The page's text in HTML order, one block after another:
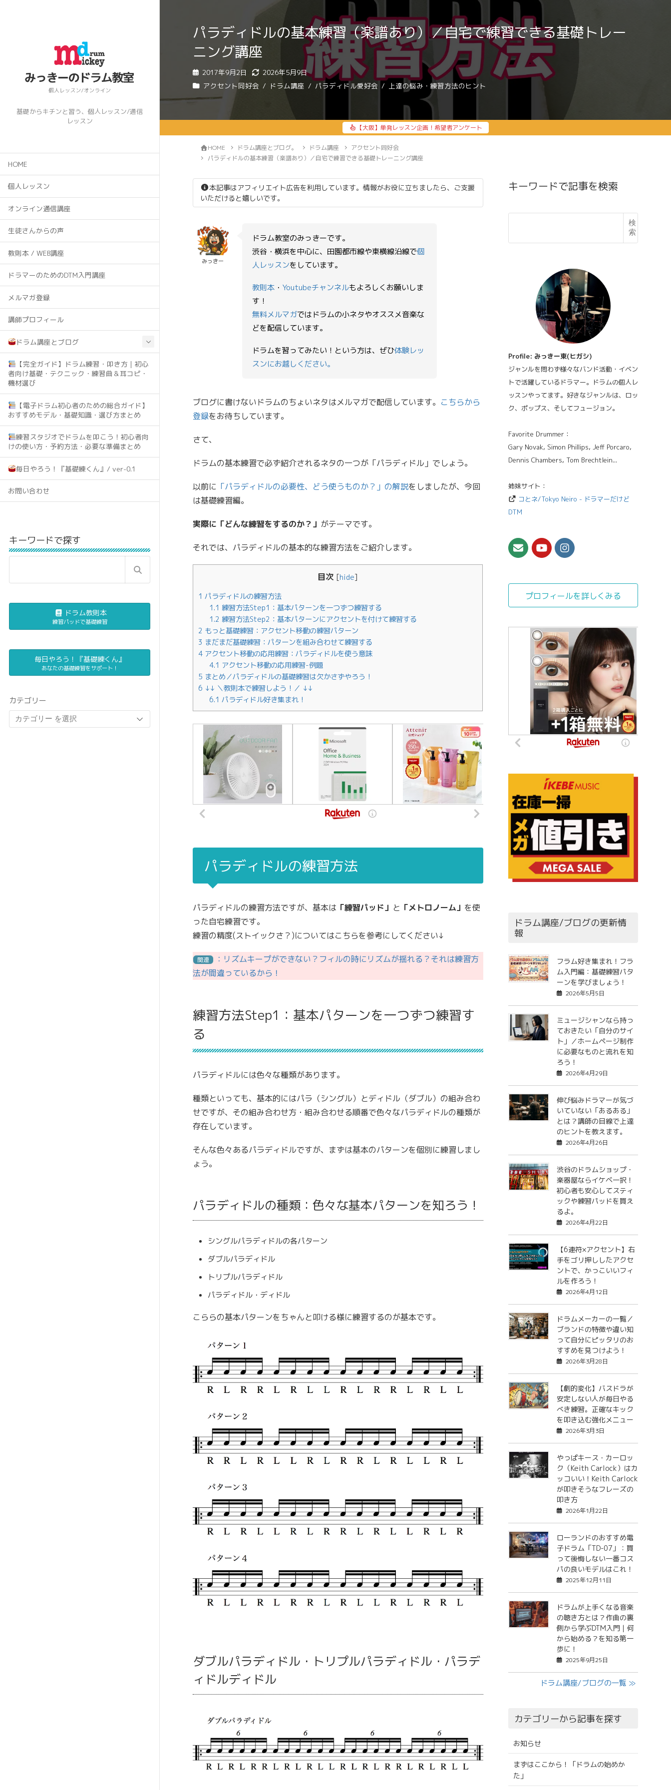
基礎からキチンと習う、個人レッスン/通信
レッスン
HOME
個人レッスン
オンライン通信講座
生徒さんからの声
教則本 / WEB講座
ドラマーのためのDTM入門講座
メルマガ登録
講師プロフィール
ドラム講座とブログ
【完全ガイド】ドラム練習・叩き方｜初心
者向け基礎・テクニック・練習曲＆耳コピ・
機材選び
【電子ドラム初心者のための総合ガイド】
おすすめモデル・基礎知識・選び方まとめ
練習スタジオでドラムを叩こう！初心者向
けの使い方・予約方法・必要な準備まとめ
毎日やろう！『基礎練くん』/ ver-0.1
お問い合わせ
キーワードで探す
ドラム教則本
練習パッドで基礎練習
毎日やろう！『基礎練くん』
あなたの基礎練習をサポート！
カテゴリー
パラディドルの基本練習（楽譜あり）／自宅で練習できる基礎トレー
ニング講座
2017年9月2日
2026年5月9日
アクセント同好会
ドラム講座 パラディドル愛好会 上達の悩み・練習方法のヒント
【大阪】単発レッスン企画！希望者アンケート
HOME ドラム講座とブログ。 ドラム講座
アクセント同好会
パラディドルの基本練習（楽譜あり）／自宅で練習できる基礎トレーニング講座
本記事はアフィリエイト広告を利用しています。情報がお役に立ちましたら、ご支援
いただけると嬉しいです。
みっきー
ドラム教室のみっきーです。
渋谷・横浜を中心に、田園都市線や東横線沿線で個
人レッスンをしています。
教則本・ Youtubeチャンネルもよろしくお願いしま
す！
無料メルマガではドラムの小ネタやオススメ音楽な
どを配信しています。
ドラムを習ってみたい！という方は、ぜひ体験レッ
スンにお越しください。
ブログに書けないドラムのちょいネタはメルマガで配信しています。 こちらから
登録をお待ちしています。
さて、
ドラムの基本練習で必ず紹介されるネタの一つが「パラディドル」でしょう。
以前に 「パラディドルの必要性、どう使うものか？」の解説をしましたが、今回
は基礎練習編。
実際に「どんな練習をするのか？」 がテーマです。
それでは、パラディドルの基本的な練習方法をご紹介します。
目次 [hide]
1 パラディドルの練習方法
1.1 練習方法Step1：基本パターンを一つずつ練習する
1.2 練習方法Step2：基本パターンにアクセントを付けて練習する
2 もっと基礎練習：アクセント移動の練習パターン
3 まだまだ基礎練習：パターンを組み合わせて練習する
4 アクセント移動の応用練習：パラディドルを使う意味
4.1 アクセント移動の応用練習-例題
5 まとめ／パラディドルの基礎練習は欠かさずやろう！
6 ↓↓ ＼教則本で練習しよう！／ ↓↓
6.1 パラディドル好き集まれ！
パラディドルの練習方法
パラディドルの練習方法ですが、基本は 「練習パッド」 と 「メトロノーム」 を使
った自宅練習です。
練習の精度(ストイックさ？)についてはこちらを参考にしてください↓
関連
：リズムキープができない？フィルの時にリズムが揺れる？それは練習方
法が間違っているから！
練習方法Step1：基本パターンを一つずつ練習す
る
パラディドルには色々な種類があります。
種類といっても、基本的にはパラ（シングル）とディドル（ダブル）の組み合わ
せですが、その組み合わせ方・組み合わせる順番で色々なパラディドルの種類が
存在しています。
そんな色々あるパラディドルですが、まずは基本のパターンを個別に練習しまし
ょう。
パラディドルの種類：色々な基本パターンを知ろう！
シングルパラディドルの各パターン
ダブルパラディドル
トリプルパラディドル
パラディドル・ディドル
こららの基本パターンをちゃんと叩ける様に練習するのが基本です。
ダブルパラディドル・トリプルパラディドル・パラデ
ィドルディドル
キーワードで記事を検索
検
索
Profile: みっきー東(ヒガシ)
ジャンルを問わず様々なバンド活動・イベン
トで活躍しているドラマー。ドラムの個人レ
ッスンやってます。好きなジャンルは、ロッ
ク、ポップス、そしてフュージョン。
Favorite Drummer：
Gary Novak, Simon Phillips, Jeff Porcaro,
Dennis Chambers, Tom Brechtlein...
姉妹サイト：
コとネ/Tokyo Neiro - ドラマーだけど
DTM
プロフィールを詳しくみる
ドラム講座/ブログの更新情
報
フラム好き集まれ！フラ
ム入門編：基礎練習パタ
ーンを学びましょう！
2026年5月5日
ミュージシャンなら持っ
ておきたい「自分のサイ
ト」／ホームページ制作
に必要なものと流れを知
ろう！
2026年4月29日
伸び悩みドラマーが気づ
いていない「あるある」
とは？講師の目線で上達
のヒントを教えます。
2026年4月26日
渋谷のドラムショップ・
楽器屋ならイケベ一択！
初心者も安心してスティ
ックや練習パッドを買え
るよ。
2026年4月22日
【6連符×アクセント】右
手をゴリ押ししたアクセ
ントで、かっこいいフィ
ルを作ろう！
2026年4月12日
ドラムメーカーの一覧／
ブランドの特徴や違い知
って自分にピッタリのお
すすめを見つけよう！
2026年3月28日
【劇的変化】バスドラが
安定しない人が毎日やる
べき練習。正確なキック
を叩き込む強化メニュー
2026年3月3日
やっぱキース・カーロッ
ク（Keith Carlock）はカ
ッコいい！Keith Carlock
が叩きそうなフレーズの
叩き方
2026年1月22日
ローランドのおすすめ電
子ドラム「TD-07」：買
って後悔しない一番コス
パの良いモデルはこれ！
2025年12月11日
ドラムが上手くなる音楽
の聴き方とは？作曲の裏
側から学ぶDTM入門｜何
から始める？を知る第一
歩に！
2025年9月25日
ドラム講座/ブログの一覧 ≫
カテゴリーから記事を探す
お知らせ
まずはここから！「ドラムの始めか
た」